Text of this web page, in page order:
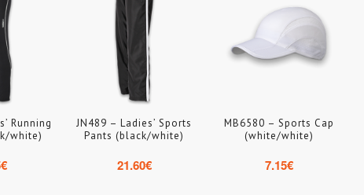
Running
white)
€
JN489 – Ladies’ Sports
Pants (black/white)
21.60€
MB6580 – Sports Cap
(white/white)
7.15€